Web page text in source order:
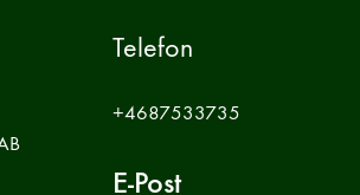
Telefon
+4687533735
E-Post